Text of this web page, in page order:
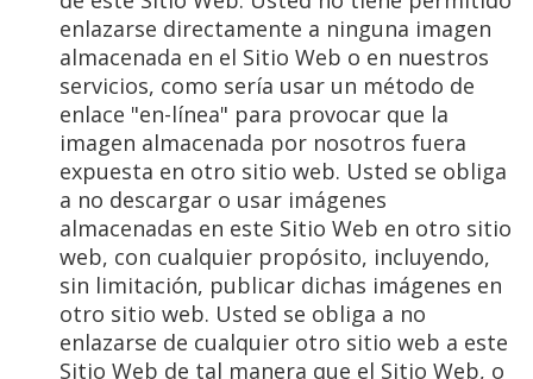
enlazarse directamente a ninguna imagen
almacenada en el Sitio Web o en nuestros
servicios, como sería usar un método de
enlace "en-línea" para provocar que la
imagen almacenada por nosotros fuera
expuesta en otro sitio web. Usted se obliga
a no descargar o usar imágenes
almacenadas en este Sitio Web en otro sitio
web, con cualquier propósito, incluyendo,
sin limitación, publicar dichas imágenes en
otro sitio web. Usted se obliga a no
enlazarse de cualquier otro sitio web a este
Sitio Web de tal manera que el Sitio Web, o